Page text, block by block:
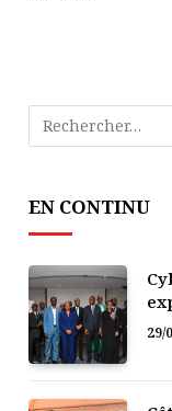
EN CONTINU
29/